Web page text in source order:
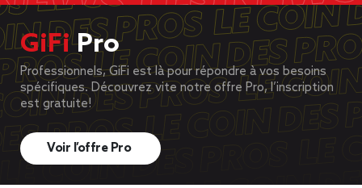
GiFiPro
Professionnels, GiFi est là pour répondre à vos besoins
spécifiques. Découvrez vite notre offre Pro, l’inscription
est gratuite!
Voir l’offre Pro